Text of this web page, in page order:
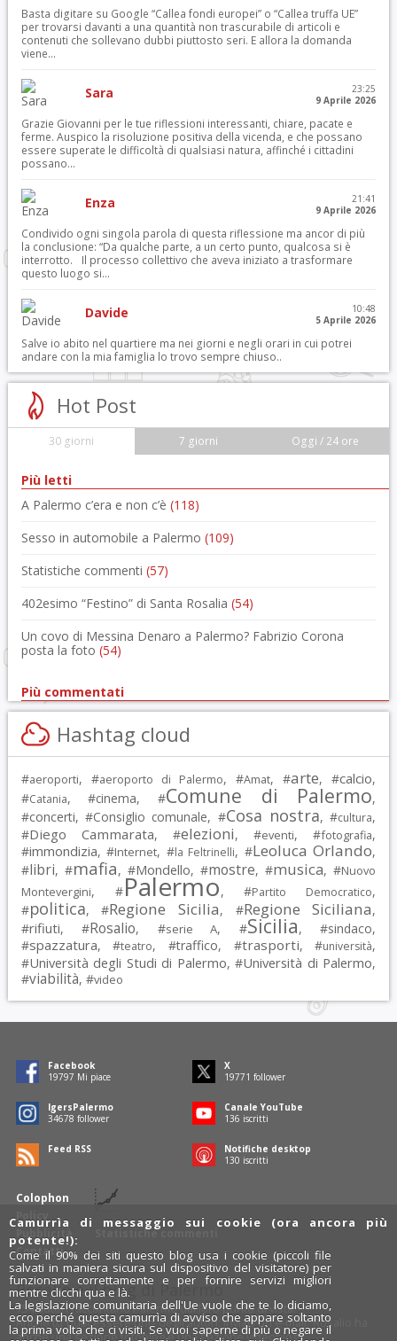
Basta digitare su Google “Callea fondi europei” o “Callea truffa UE”
per trovarsi davanti a una quantità non trascurabile di articoli e
contenuti che sollevano dubbi piuttosto seri. E allora la domanda
viene...
Sara
23:25
9 Aprile 2026
Grazie Giovanni per le tue riflessioni interessanti, chiare, pacate e
ferme. Auspico la risoluzione positiva della vicenda, e che possano
essere superate le difficoltà di qualsiasi natura, affinché i cittadini
possano...
Enza
21:41
9 Aprile 2026
Condivido ogni singola parola di questa riflessione ma ancor di più
la conclusione: “Da qualche parte, a un certo punto, qualcosa si è
interrotto. Il processo collettivo che aveva iniziato a trasformare
questo luogo si...
Davide
10:48
5 Aprile 2026
Salve io abito nel quartiere ma nei giorni e negli orari in cui potrei
andare con la mia famiglia lo trovo sempre chiuso..
Hot Post
30 giorni 7 giorni Oggi / 24 ore
Più letti
A Palermo c’era e non c’è (118)
Sesso in automobile a Palermo (109)
Statistiche commenti (57)
402esimo “Festino” di Santa Rosalia (54)
Un covo di Messina Denaro a Palermo? Fabrizio Corona
posta la foto (54)
Più commentati
Hashtag cloud
#aeroporti, #aeroporto di Palermo, #Amat, #arte, #calcio,
#Catania, #cinema, #Comune di Palermo,
#concerti, #Consiglio comunale, #Cosa nostra, #cultura,
#Diego Cammarata, #elezioni, #eventi, #fotografia,
#immondizia, #Internet, #la Feltrinelli, #Leoluca Orlando,
#libri, #mafia, #Mondello, #mostre, #musica, #Nuovo
Montevergini, #Palermo, #Partito Democratico,
#politica, #Regione Sicilia, #Regione Siciliana,
#rifiuti, #Rosalio, #serie A, #Sicilia, #sindaco,
#spazzatura, #teatro, #traffico, #trasporti, #università,
#Università degli Studi di Palermo, #Università di Palermo,
#viabilità, #video
Colophon
Policy
Pubblicità
Contatti
Statistiche commenti
Facebook
19797 Mi piace
X
19771 follower
IgersPalermo
34678 follower
Canale YouTube
136 iscritti
Feed RSS
Notifiche desktop
130 iscritti
Rosalio è il blog di Palermo
754 autoriraccontano Palermo dal loro punto di vista.
Anche tu puoi essere uno degli autori: inviaci un' e-mail. Rosalio ha
anche una sezionefotobloge una sezionevideoblog.
Camurrìa di messaggio sui cookie (ora ancora più
potente!):
Come il 90% dei siti questo blog usa i cookie (piccoli file
salvati in maniera sicura sul dispositivo del visitatore) per
funzionare correttamente e per fornire servizi migliori
mentre clicchi qua e là.
La legislazione comunitaria dell'Ue vuole che te lo diciamo,
ecco perché questa camurrìa di avviso che appare soltanto
la prima volta che ci visiti. Se vuoi saperne di più o negare il